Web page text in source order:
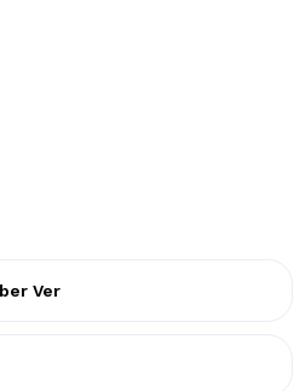
Ver